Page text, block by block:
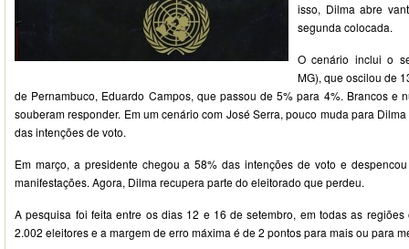
isso, Dilma abre
segunda colocada.
O cenário inclui o
MG), que oscilou de
de Pernambuco, Eduardo Campos, que passou de 5% para 4%. Brancos e
souberam responder. Em um cenário com José Serra, pouco muda para
das intenções de voto.
Em março, a presidente chegou a 58% das intenções de voto e
manifestações. Agora, Dilma recupera parte do eleitorado que perdeu.
A pesquisa foi feita entre os dias 12 e 16 de setembro, em todas as regiões
2.002 eleitores e a margem de erro máxima é de 2 pontos para mais ou para